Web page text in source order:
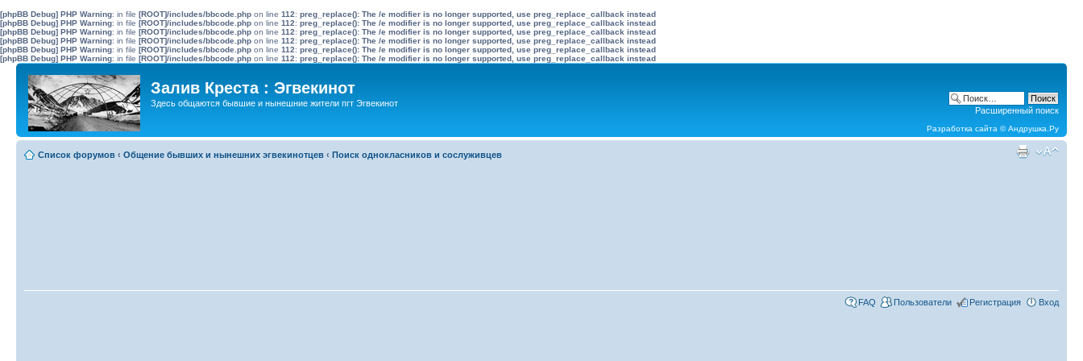
[phpBB Debug] PHP Warning: in file [ROOT]/includes/bbcode.php on line 112: preg_replace(): The /e modifier is no longer supported, use preg_replace_callback instead
[phpBB Debug] PHP Warning: in file [ROOT]/includes/bbcode.php on line 112: preg_replace(): The /e modifier is no longer supported, use preg_replace_callback instead
[phpBB Debug] PHP Warning: in file [ROOT]/includes/bbcode.php on line 112: preg_replace(): The /e modifier is no longer supported, use preg_replace_callback instead
[phpBB Debug] PHP Warning: in file [ROOT]/includes/bbcode.php on line 112: preg_replace(): The /e modifier is no longer supported, use preg_replace_callback instead
[phpBB Debug] PHP Warning: in file [ROOT]/includes/bbcode.php on line 112: preg_replace(): The /e modifier is no longer supported, use preg_replace_callback instead
[phpBB Debug] PHP Warning: in file [ROOT]/includes/bbcode.php on line 112: preg_replace(): The /e modifier is no longer supported, use preg_replace_callback instead
Залив Креста : Эгвекинот
Здесь общаются бывшие и нынешние жители пгт Эгвекинот
Расширенный поиск
Разработка сайта ©Андрушка.Ру
Список форумов ‹ Общение бывших и нынешних эгвекинотцев ‹ Поиск однокласников и сослуживцев
FAQ Пользователи Регистрация Вход